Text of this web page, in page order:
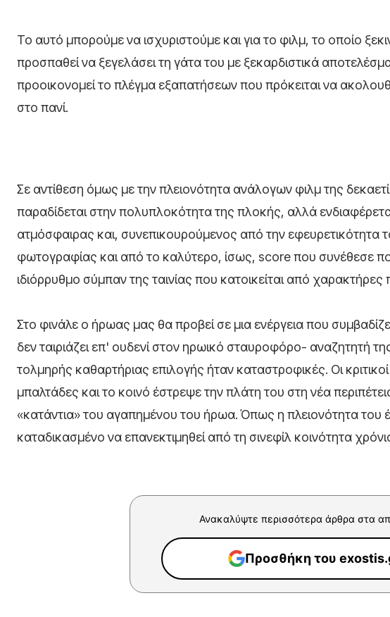
Το αυτό μπορούμε να ισχυριστούμε και για το φιλμ, το οποίο
προσπαθεί να ξεγελάσει τη γάτα του με ξεκαρδιστικά
προοικονομεί το πλέγμα εξαπατήσεων που πρόκειται να
στο πανί.
Σε αντίθεση όμως με την πλειονότητα ανάλογων φιλμ της
παραδίδεται στην πολυπλοκότητα της πλοκής, αλλά
ατμόσφαιρας και, συνεπικουρούμενος από την
φωτογραφίας και από το καλύτερο, ίσως, score που συνέθεσε
ιδιόρρυθμο σύμπαν της ταινίας που κατοικείται από
Στο φινάλε ο ήρωας μας θα προβεί σε μια ενέργεια που
δεν ταιριάζει επ' ουδενί στον ηρωικό σταυροφόρο- αναζητητή
τολμηρής καθαρτήριας επιλογής ήταν καταστροφικές. Οι
μπαλτάδες και το κοινό έστρεψε την πλάτη του στη νέα
«κατάντια» του αγαπημένου του ήρωα. Όπως η πλειονότητα του
καταδικασμένο να επανεκτιμηθεί από τη σινεφίλ κοινότητα
Ανακαλύψτε περισσότερα άρθρα στα
Προσθήκη του